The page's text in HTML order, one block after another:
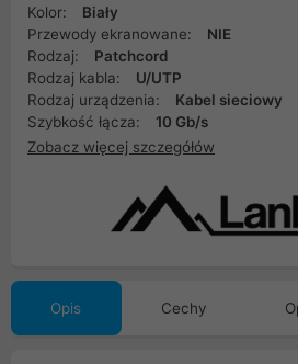
Kolor:
Biały
Przewody ekranowane:
NIE
Rodzaj:
Patchcord
Rodzaj kabla:
U/UTP
Rodzaj urządzenia:
Kabel sieciowy
Szybkość łącza:
10 Gb/s
Zobacz więcej szczegółów
Opis Cechy